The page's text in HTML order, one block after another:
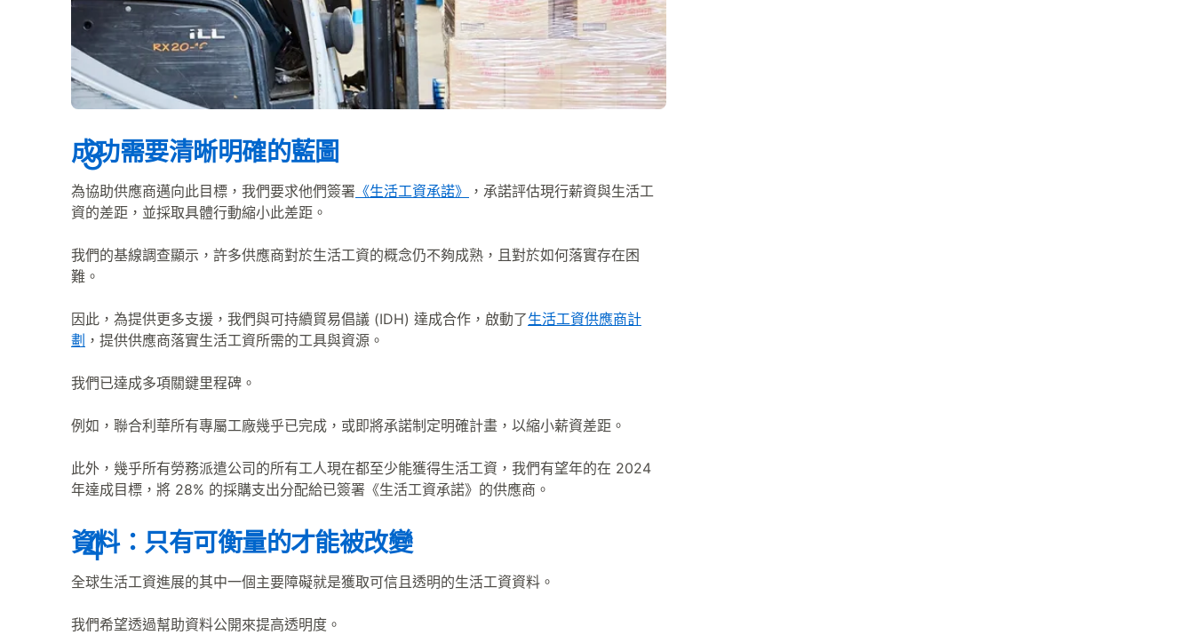
成功需要清晰明確的藍圖
為協助供應商邁向此目標，我們要求他們簽署 《生活工資承諾》
，承諾評估現行薪資與生活工
資的差距，並採取具體行動縮小此差距。
我們的基線調查顯示，許多供應商對於生活工資的概念仍不夠成熟，且對於如何落實存在困
難。
因此，為提供更多支援，我們與可持續貿易倡議 (IDH) 達成合作，啟動了生活工資供應商計
劃 ，提供供應商落實生活工資所需的工具與資源。
我們已達成多項關鍵里程碑。
例如，聯合利華所有專屬工廠幾乎已完成，或即將承諾制定明確計畫，以縮小薪資差距。
此外，幾乎所有勞務派遣公司的所有工人現在都至少能獲得生活工資，我們有望年的在 2024
年達成目標，將 28% 的採購支出分配給已簽署《生活工資承諾》的供應商。
資料：只有可衡量的才能被改變
全球生活工資進展的其中一個主要障礙就是獲取可信且透明的生活工資資料。
我們希望透過幫助資料公開來提高透明度。